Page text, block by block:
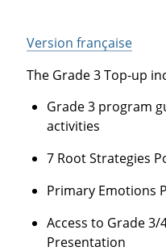
Version française
The Grade 3 Top-up
Grade 3 program
activities
7 Root Strategies
Primary Emotions
Access to Grade
Presentation